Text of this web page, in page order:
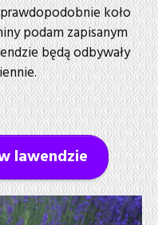
koło
podam zapisanym
będą odbywały
lawendzie